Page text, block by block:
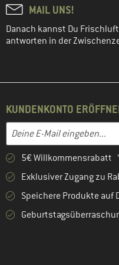
MAIL UNS!
Danach kannst Du
antworten in der
KUNDENKONTO
E-Mail-Adresse
Gib hier deine E-Mail-
5€ Willkommensrabatt
Exklusiver Zugang zu
Speichere Produkte auf